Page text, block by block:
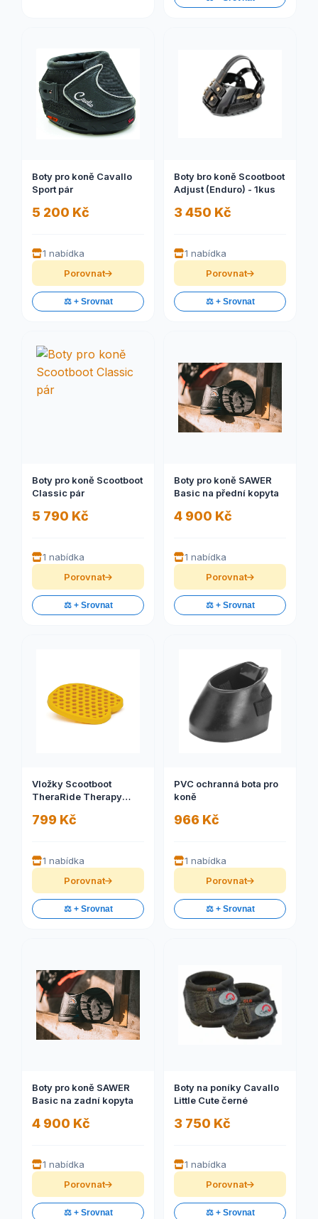
Boty pro koně Cavallo
Sport pár
5 200 Kč
1 nabídka
Porovnat
⚖️ + Srovnat
Boty bro koně Scootboot
Adjust (Enduro) - 1kus
3 450 Kč
1 nabídka
Porovnat
⚖️ + Srovnat
Boty pro koně Scootboot
Classic pár
5 790 Kč
1 nabídka
Porovnat
⚖️ + Srovnat
Boty pro koně SAWER
Basic na přední kopyta
4 900 Kč
1 nabídka
Porovnat
⚖️ + Srovnat
Vložky Scootboot
TheraRide Therapy
799 Kč
1 nabídka
Porovnat
⚖️ + Srovnat
PVC ochranná bota pro
koně
966 Kč
1 nabídka
Porovnat
⚖️ + Srovnat
Boty pro koně SAWER
Basic na zadní kopyta
4 900 Kč
1 nabídka
Porovnat
⚖️ + Srovnat
Boty na poníky Cavallo
Little Cute černé
3 750 Kč
1 nabídka
Porovnat
⚖️ + Srovnat